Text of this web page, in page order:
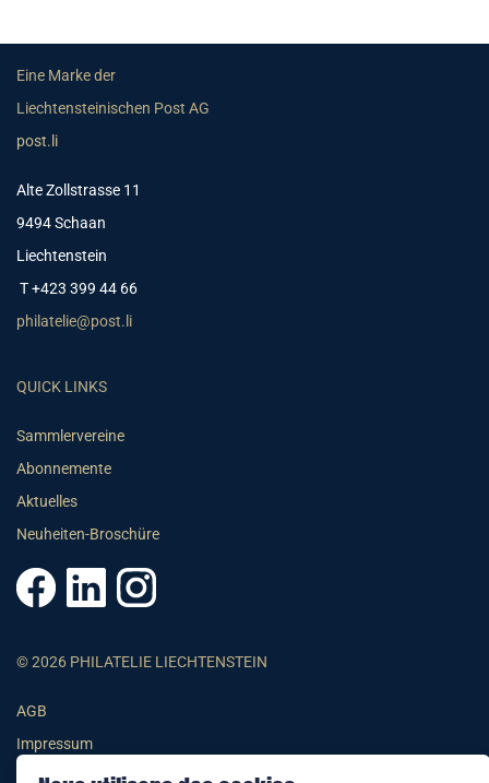
Eine Marke der
Liechtensteinischen Post AG
post.li
Alte Zollstrasse 11
9494 Schaan
Liechtenstein
T +423 399 44 66
philatelie@post.li
QUICK LINKS
Sammlervereine
Abonnemente
Aktuelles
Neuheiten-Broschüre
© 2026 PHILATELIE LIECHTENSTEIN
AGB
Impressum
Datenschutzerklärung